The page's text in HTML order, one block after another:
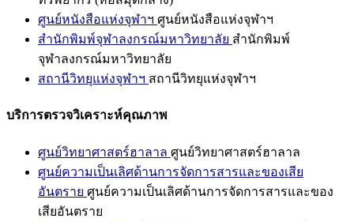
ศูนย์หนังสือแห่งจุฬาฯ ศูนย์หนังสือแห่งจุฬาฯ
สำนักพิมพ์จุฬาลงกรณ์มหาวิทยาลัย สำนักพิมพ์
จุฬาลงกรณ์มหาวิทยาลัย
สถานีวิทยุแห่งจุฬาฯ สถานีวิทยุแห่งจุฬาฯ
บริการตรวจวิเคราะห์คุณภาพ
ศูนย์วิทยาศาสตร์ฮาลาล ศูนย์วิทยาศาสตร์ฮาลาล
ศูนย์ความเป็นเลิศด้านการจัดการสารและของเสีย
อันตราย ศูนย์ความเป็นเลิศด้านการจัดการสารและของ
เสียอันตราย